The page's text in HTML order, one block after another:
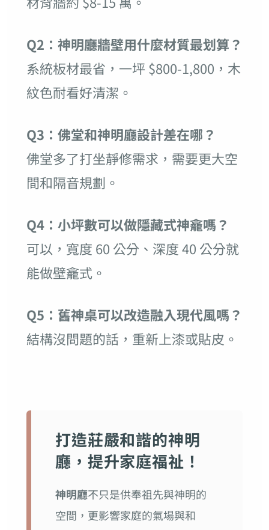
Q2：神明廳牆壁用什麼材質最划算？
系統板材最省，一坪 $800-1,800，木
紋色耐看好清潔。
Q3：佛堂和神明廳設計差在哪？
佛堂多了打坐靜修需求，需要更大空
間和隔音規劃。
Q4：小坪數可以做隱藏式神龕嗎？
可以，寬度 60 公分、深度 40 公分就
能做壁龕式。
Q5：舊神桌可以改造融入現代風嗎？
結構沒問題的話，重新上漆或貼皮。
打造莊嚴和諧的神明
廳，提升家庭福祉！
神明廳不只是供奉祖先與神明的
空間，更影響家庭的氣場與和